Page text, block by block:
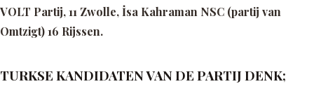
VOLT Partij, 11 Zwolle, İsa Kahraman NSC (partij van
Omtzigt) 16 Rijssen.
TURKSE KANDIDATEN VAN DE PARTIJ DENK;